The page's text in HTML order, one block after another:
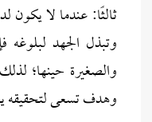
ثالثًا: عندما لا
وتبذل الجهد لبلوغه
والصغيرة حينها؛
وهدف تسعى